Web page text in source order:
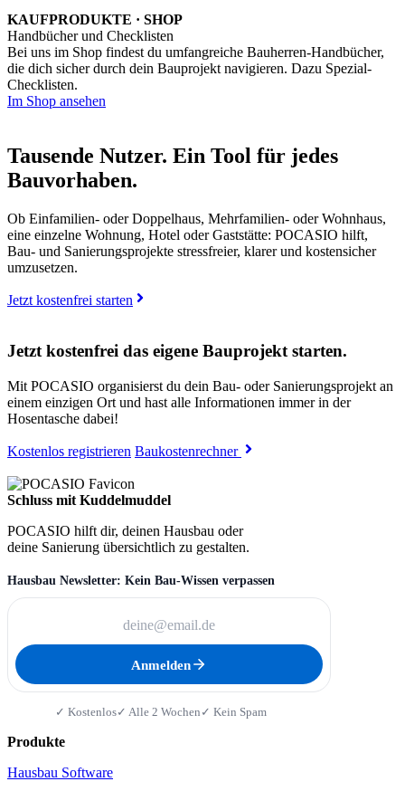
KAUFPRODUKTE · SHOP
Handbücher und Checklisten
Bei uns im Shop findest du umfangreiche Bauherren-Handbücher,
die dich sicher durch dein Bauprojekt navigieren. Dazu Spezial-
Checklisten.
Im Shop ansehen
Tausende Nutzer. Ein Tool für jedes
Bauvorhaben.
Ob Einfamilien- oder Doppelhaus, Mehrfamilien- oder Wohnhaus,
eine einzelne Wohnung, Hotel oder Gaststätte: POCASIO hilft,
Bau- und Sanierungsprojekte stressfreier, klarer und kostensicher
umzusetzen.
Jetzt kostenfrei starten
Jetzt kostenfrei das eigene Bauprojekt starten.
Mit POCASIO organisierst du dein Bau- oder Sanierungsprojekt an
einem einzigen Ort und hast alle Informationen immer in der
Hosentasche dabei!
Kostenlos registrieren Baukostenrechner
Schluss mit Kuddelmuddel
POCASIO hilft dir, deinen Hausbau oder
deine Sanierung übersichtlich zu gestalten.
Hausbau Newsletter: Kein Bau-Wissen verpassen
Anmelden
✓ Kostenlos✓ Alle 2 Wochen ✓ Kein Spam
Produkte
Hausbau Software